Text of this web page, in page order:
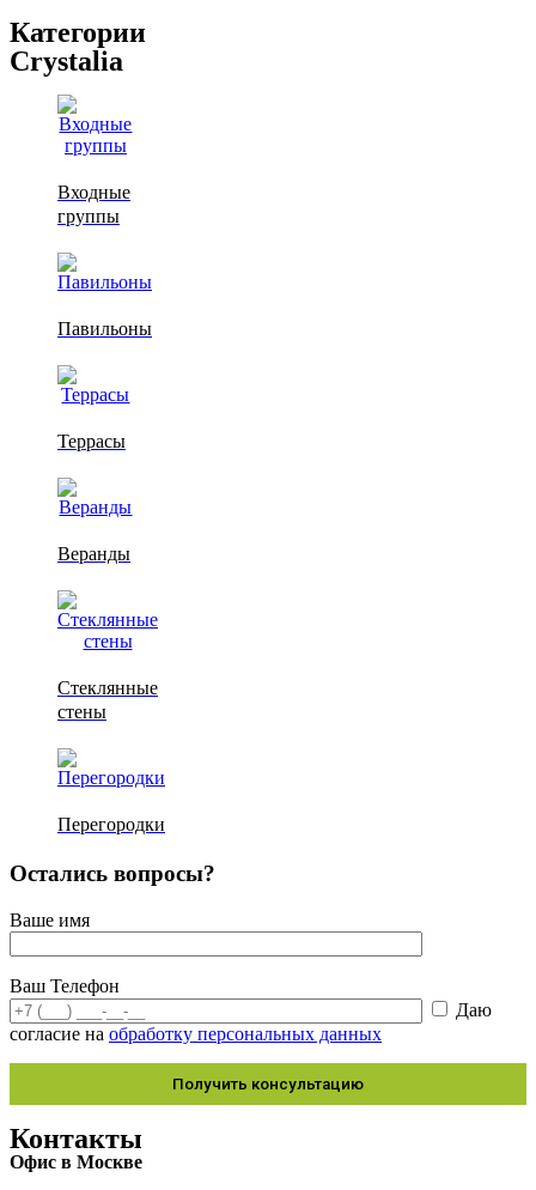
Категории
Crystalia
Входные
группы
Павильоны
Террасы
Веранды
Стеклянные
стены
Перегородки
Остались вопросы?
Ваше имя
Ваш Телефон
Даю
согласие на обработку персональных данных
Контакты
Офис в Москве